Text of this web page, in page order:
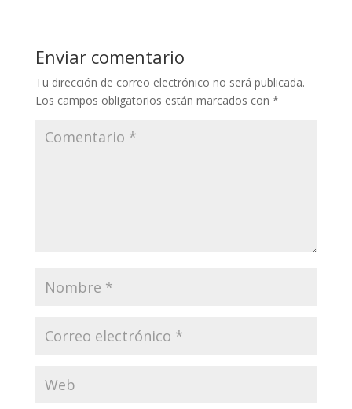
Enviar comentario
Tu dirección de correo electrónico no será publicada.
Los campos obligatorios están marcados con *